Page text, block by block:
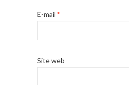
E-mail *
Site web